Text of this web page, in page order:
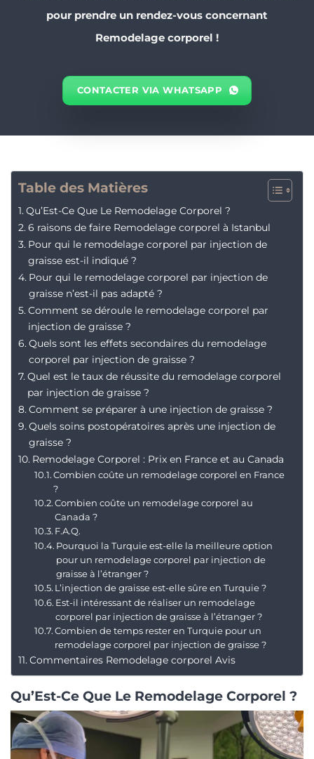
pour prendre un rendez-vous concernant
Remodelage corporel !
CONTACTER VIA WHATSAPP
Table des Matières
Qu’Est-Ce Que Le Remodelage Corporel ?
6 raisons de faire Remodelage corporel à Istanbul
Pour qui le remodelage corporel par injection de
graisse est-il indiqué ?
Pour qui le remodelage corporel par injection de
graisse n’est-il pas adapté ?
Comment se déroule le remodelage corporel par
injection de graisse ?
Quels sont les effets secondaires du remodelage
corporel par injection de graisse ?
Quel est le taux de réussite du remodelage corporel
par injection de graisse ?
Comment se préparer à une injection de graisse ?
Quels soins postopératoires après une injection de
graisse ?
Remodelage Corporel : Prix en France et au Canada
Combien coûte un remodelage corporel en France
?
Combien coûte un remodelage corporel au
Canada ?
F.A.Q.
Pourquoi la Turquie est-elle la meilleure option
pour un remodelage corporel par injection de
graisse à l’étranger ?
L’injection de graisse est-elle sûre en Turquie ?
Est-il intéressant de réaliser un remodelage
corporel par injection de graisse à l’étranger ?
Combien de temps rester en Turquie pour un
remodelage corporel par injection de graisse ?
Commentaires Remodelage corporel Avis
Qu’Est-Ce Que Le Remodelage Corporel ?